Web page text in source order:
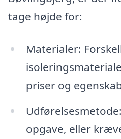
tage højde for:
Materialer:
priser og
opgave, eller